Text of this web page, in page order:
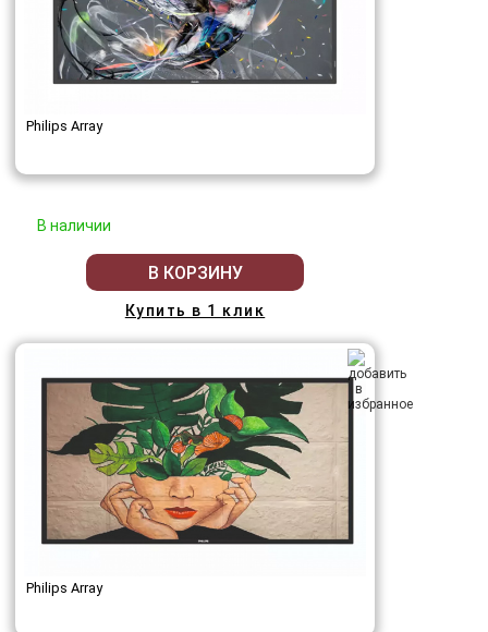
Philips Array
В наличии
В КОРЗИНУ
Купить в 1 клик
Philips Array